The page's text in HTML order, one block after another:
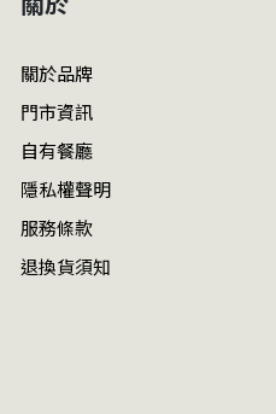
關於品牌
門市資訊
自有餐廳
隱私權聲明
服務條款
退換貨須知